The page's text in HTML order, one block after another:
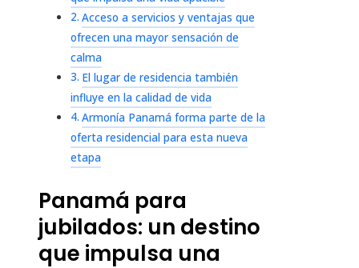
Acceso a servicios y ventajas que
ofrecen una mayor sensación de
calma
El lugar de residencia también
influye en la calidad de vida
Armonía Panamá forma parte de la
oferta residencial para esta nueva
etapa
Panamá para
jubilados: un destino
que impulsa una